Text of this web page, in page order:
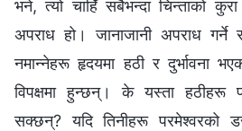
भने, त्यो चाहिँ सबैभन्दा चिन्ताको
अपराध हो। जानाजानी अपराध गर्ने
नमान्‍नेहरू हृदयमा हठी र दुर्भावना
विपक्षमा हुन्छन्। के यस्ता हठीहरू
सक्छन्? यदि तिनीहरू परमेश्‍वरको